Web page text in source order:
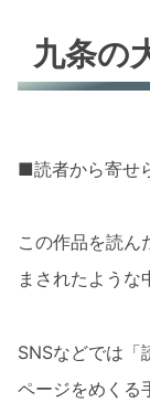
九条の
■読者から寄せ
この作品を読ん
まされたような
SNSなどでは「
ページをめくる